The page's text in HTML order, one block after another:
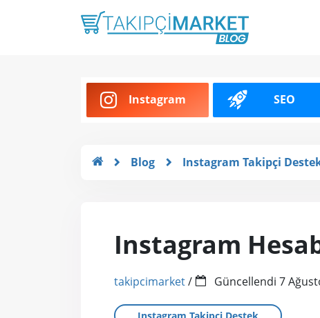
Instagram SEO
Blog Instagram Takipçi
Instagram
takipcimarket/ Güncellendi 7